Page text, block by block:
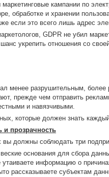
кампании по
обработке и хранении
если это всего лишь адрес
GDPR не убил
укрепить отношения со
менее разрушительным,
прежде чем отправить
и навязчивыми.
которые должен знать
и прозрачность
вы должны соблюдать три
основания для сбора
информацию о
рассказываете субъектам